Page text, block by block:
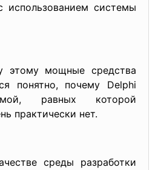
использованием системы
этому мощные средства
понятно, почему Delphi
равных которой
практически нет.
среды разработки